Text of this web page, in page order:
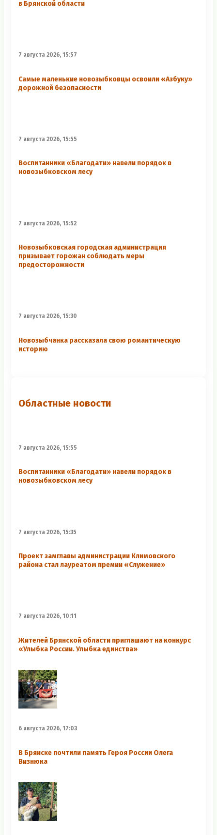
в Брянской области
7 августа 2026, 15:57
Самые маленькие новозыбковцы освоили «Азбуку»
дорожной безопасности
7 августа 2026, 15:55
Воспитанники «Благодати» навели порядок в
новозыбковском лесу
7 августа 2026, 15:52
Новозыбковская городская администрация
призывает горожан соблюдать меры
предосторожности
7 августа 2026, 15:30
Новозыбчанка рассказала свою романтическую
историю
Областные новости
7 августа 2026, 15:55
Воспитанники «Благодати» навели порядок в
новозыбковском лесу
7 августа 2026, 15:35
Проект замглавы администрации Климовского
района стал лауреатом премии «Служение»
7 августа 2026, 10:11
Жителей Брянской области приглашают на конкурс
«Улыбка России. Улыбка единства»
6 августа 2026, 17:03
В Брянске почтили память Героя России Олега
Визнюка